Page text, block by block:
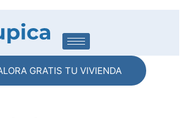
GRATIS TU VIVIENDA